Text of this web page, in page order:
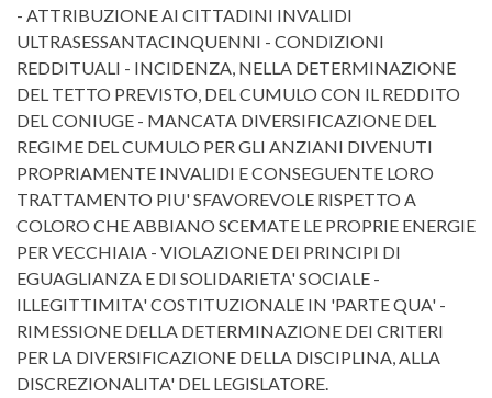
- ATTRIBUZIONE AI CITTADINI INVALIDI
ULTRASESSANTACINQUENNI - CONDIZIONI
REDDITUALI - INCIDENZA, NELLA DETERMINAZIONE
DEL TETTO PREVISTO, DEL CUMULO CON IL REDDITO
DEL CONIUGE - MANCATA DIVERSIFICAZIONE DEL
REGIME DEL CUMULO PER GLI ANZIANI DIVENUTI
PROPRIAMENTE INVALIDI E CONSEGUENTE LORO
TRATTAMENTO PIU' SFAVOREVOLE RISPETTO A
COLORO CHE ABBIANO SCEMATE LE PROPRIE ENERGIE
PER VECCHIAIA - VIOLAZIONE DEI PRINCIPI DI
EGUAGLIANZA E DI SOLIDARIETA' SOCIALE -
ILLEGITTIMITA' COSTITUZIONALE IN 'PARTE QUA' -
RIMESSIONE DELLA DETERMINAZIONE DEI CRITERI
PER LA DIVERSIFICAZIONE DELLA DISCIPLINA, ALLA
DISCREZIONALITA' DEL LEGISLATORE.